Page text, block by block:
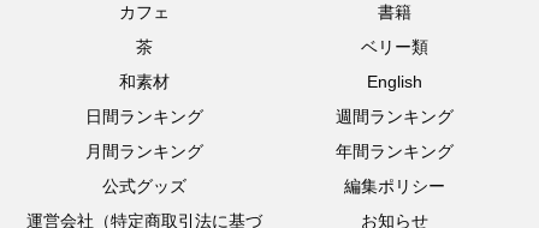
カフェ
書籍
茶
ベリー類
和素材
English
日間ランキング
週間ランキング
月間ランキング
年間ランキング
公式グッズ
編集ポリシー
運営会社（特定商取引法に基づ
お知らせ